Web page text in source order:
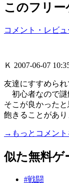
このフリ
コメント・レビ
Ｋ 2007-06-07
友達にすすめら
初心者なので謎
そこが良かった
飽きることがあ
→もっとコメント
似た無料ゲ
#戦闘